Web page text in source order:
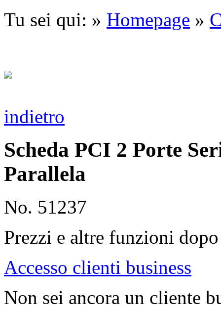
Tu sei qui: » Homepage »
indietro
Scheda PCI 2 Porte
Parallela
No. 51237
Prezzi e altre funzioni
Accesso clienti business
Non sei ancora un cliente